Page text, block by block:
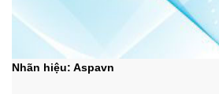
Nhãn hiệu: Aspavn